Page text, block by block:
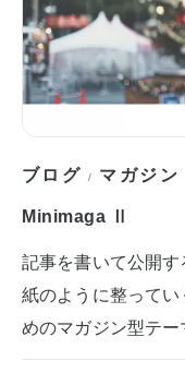
ブログ / マガジン
Minimaga Ⅱ
記事を書いて公開
紙のように整って
めのマガジン型テー